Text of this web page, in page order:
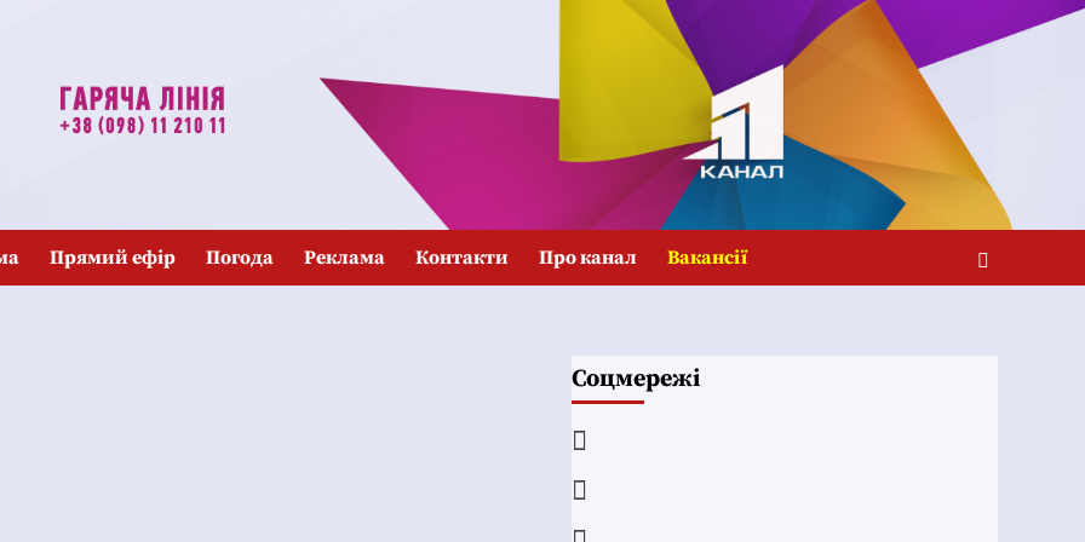
Прямий ефір Погода Реклама Контакти Про канал Вакансії
Соцмережі